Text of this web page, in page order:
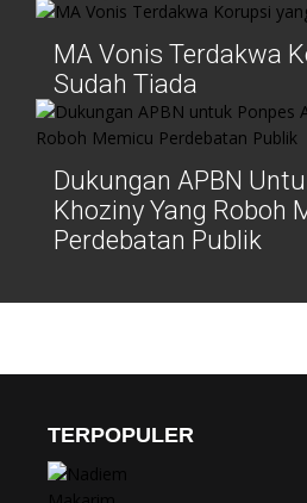
MA Vonis Terdakwa
Sudah Tiada
Dukungan APBN
Khoziny Yang Roboh
Perdebatan Publik
TERPOPULER